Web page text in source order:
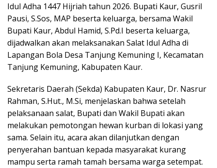
Idul Adha 1447 Hijriah tahun 2026. Bupati Kaur, Gusril
Pausi, S.Sos, MAP beserta keluarga, bersama Wakil
Bupati Kaur, Abdul Hamid, S.Pd.I beserta keluarga,
dijadwalkan akan melaksanakan Salat Idul Adha di
Lapangan Bola Desa Tanjung Kemuning I, Kecamatan
Tanjung Kemuning, Kabupaten Kaur.
Sekretaris Daerah (Sekda) Kabupaten Kaur, Dr. Nasrur
Rahman, S.Hut., M.Si, menjelaskan bahwa setelah
pelaksanaan salat, Bupati dan Wakil Bupati akan
melakukan pemotongan hewan kurban di lokasi yang
sama. Selain itu, acara akan dilanjutkan dengan
penyerahan bantuan kepada masyarakat kurang
mampu serta ramah tamah bersama warga setempat.